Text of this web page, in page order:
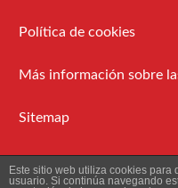
Política de cookies
Más información sobre
Sitemap
Administració
Este sitio web utiliza cookies
usuario. Si continúa navegando